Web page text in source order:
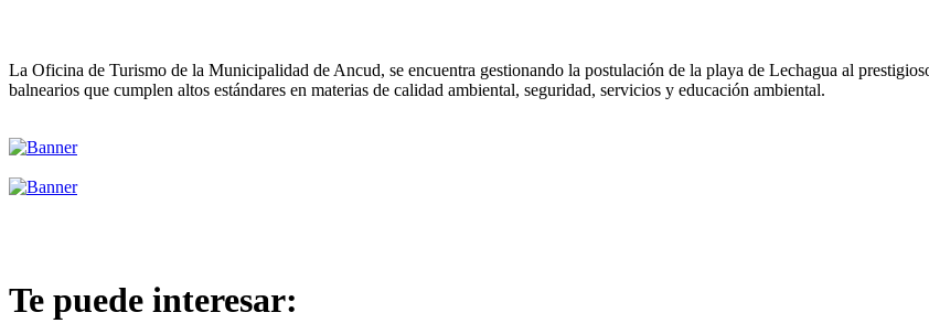
La Oficina de Turismo de la Municipalidad de Ancud, se encuentra gestionando la postulación de la playa de Lechagua al
balnearios que cumplen altos estándares en materias de calidad ambiental, seguridad, servicios y educación ambiental.
Te puede interesar: